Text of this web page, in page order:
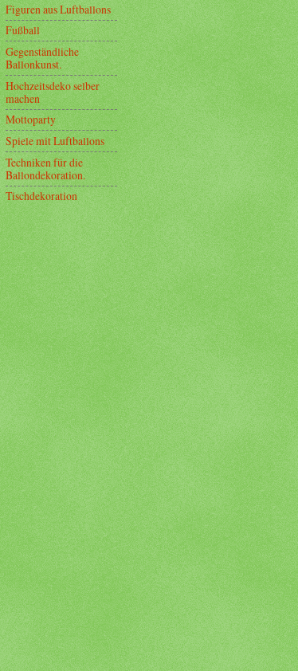
Figuren aus Luftballons
Fußball
Gegenständliche
Ballonkunst.
Hochzeitsdeko selber
machen
Mottoparty
Spiele mit Luftballons
Techniken für die
Ballondekoration.
Tischdekoration